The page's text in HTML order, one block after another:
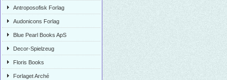
Antroposofisk Forlag
Audonicons Forlag
Blue Pearl Books ApS
Decor-Spielzeug
Floris Books
Forlaget Arché